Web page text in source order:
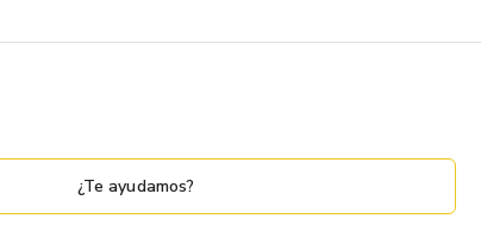
¿Te ayudamos?